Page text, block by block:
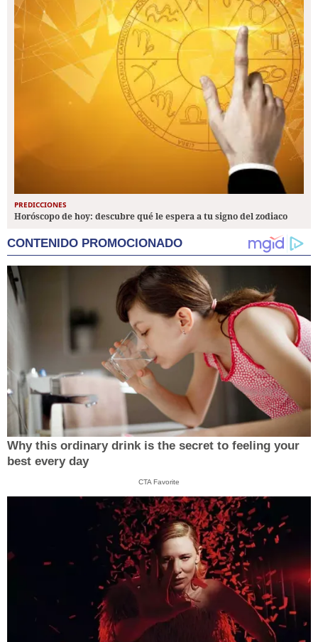
PREDICCIONES
Horóscopo de hoy: descubre qué le espera a tu signo del zodiaco
CONTENIDO PROMOCIONADO
Why this ordinary drink is the secret to feeling your
best every day
CTA Favorite